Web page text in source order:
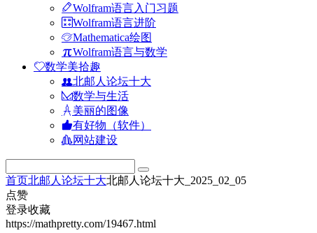
Wolfram语言入门习题
Wolfram语言进阶
Mathematica绘图
Wolfram语言与数学
数学美拾趣
北邮人论坛十大
数学与生活
美丽的图像
有好物（软件）
网站建设
首页北邮人论坛十大北邮人论坛十大_2025_02_05
点赞
登录收藏
https://mathpretty.com/19467.html